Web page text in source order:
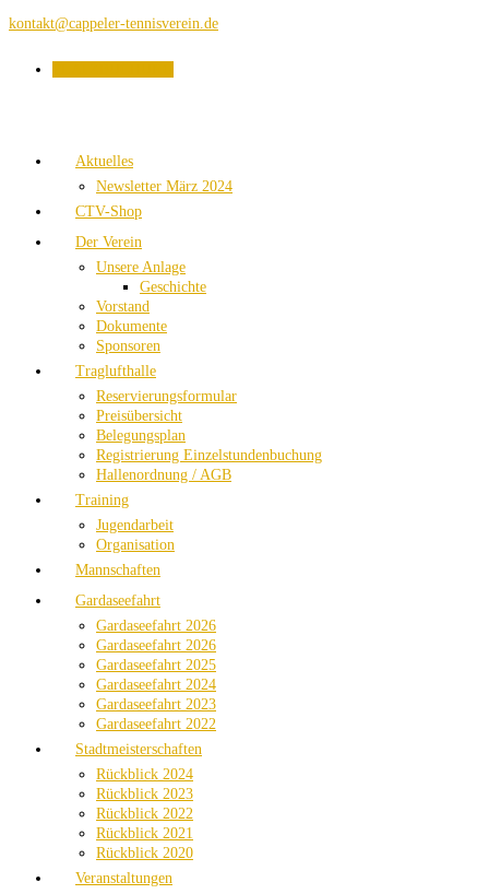
kontakt@cappeler-tennisverein.de
Aktuelles
Newsletter März 2024
CTV-Shop
Der Verein
Unsere Anlage
Geschichte
Vorstand
Dokumente
Sponsoren
Traglufthalle
Reservierungsformular
Preisübersicht
Belegungsplan
Registrierung Einzelstundenbuchung
Hallenordnung / AGB
Training
Jugendarbeit
Organisation
Mannschaften
Gardaseefahrt
Gardaseefahrt 2026
Gardaseefahrt 2026
Gardaseefahrt 2025
Gardaseefahrt 2024
Gardaseefahrt 2023
Gardaseefahrt 2022
Stadtmeisterschaften
Rückblick 2024
Rückblick 2023
Rückblick 2022
Rückblick 2021
Rückblick 2020
Veranstaltungen